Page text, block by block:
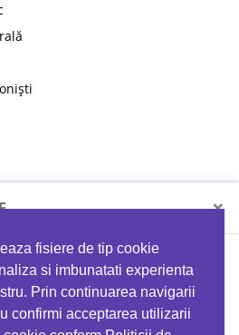
fisiere de tip cookie
si imbunatati experienta
Prin continuarea navigarii
confirmi acceptarea utilizarii
×
comandă folosind codul